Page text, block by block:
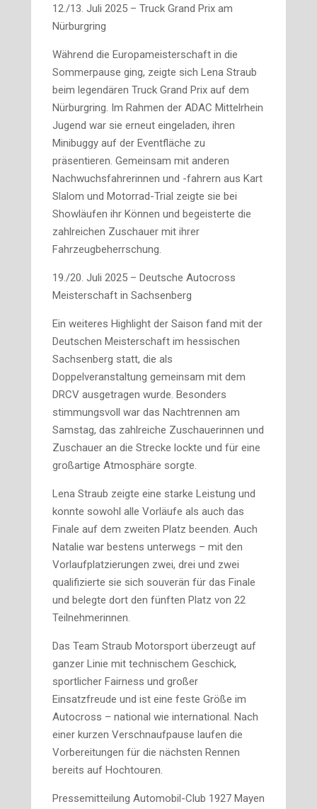
12./13. Juli 2025 – Truck Grand Prix am
Nürburgring
Während die Europameisterschaft in die
Sommerpause ging, zeigte sich Lena Straub
beim legendären Truck Grand Prix auf dem
Nürburgring. Im Rahmen der ADAC Mittelrhein
Jugend war sie erneut eingeladen, ihren
Minibuggy auf der Eventfläche zu
präsentieren. Gemeinsam mit anderen
Nachwuchsfahrerinnen und -fahrern aus Kart
Slalom und Motorrad-Trial zeigte sie bei
Showläufen ihr Können und begeisterte die
zahlreichen Zuschauer mit ihrer
Fahrzeugbeherrschung.
19./20. Juli 2025 – Deutsche Autocross
Meisterschaft in Sachsenberg
Ein weiteres Highlight der Saison fand mit der
Deutschen Meisterschaft im hessischen
Sachsenberg statt, die als
Doppelveranstaltung gemeinsam mit dem
DRCV ausgetragen wurde. Besonders
stimmungsvoll war das Nachtrennen am
Samstag, das zahlreiche Zuschauerinnen und
Zuschauer an die Strecke lockte und für eine
großartige Atmosphäre sorgte.
Lena Straub zeigte eine starke Leistung und
konnte sowohl alle Vorläufe als auch das
Finale auf dem zweiten Platz beenden. Auch
Natalie war bestens unterwegs – mit den
Vorlaufplatzierungen zwei, drei und zwei
qualifizierte sie sich souverän für das Finale
und belegte dort den fünften Platz von 22
Teilnehmerinnen.
Das Team Straub Motorsport überzeugt auf
ganzer Linie mit technischem Geschick,
sportlicher Fairness und großer
Einsatzfreude und ist eine feste Größe im
Autocross – national wie international. Nach
einer kurzen Verschnaufpause laufen die
Vorbereitungen für die nächsten Rennen
bereits auf Hochtouren.
Pressemitteilung Automobil-Club 1927 Mayen